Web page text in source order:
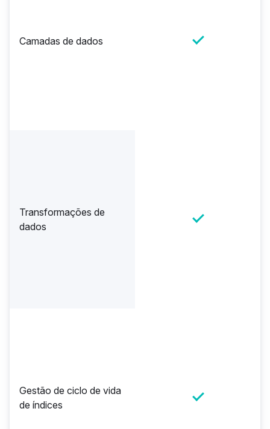
Camadas de dados
Transformações de
dados
Gestão de ciclo de vida
de índices